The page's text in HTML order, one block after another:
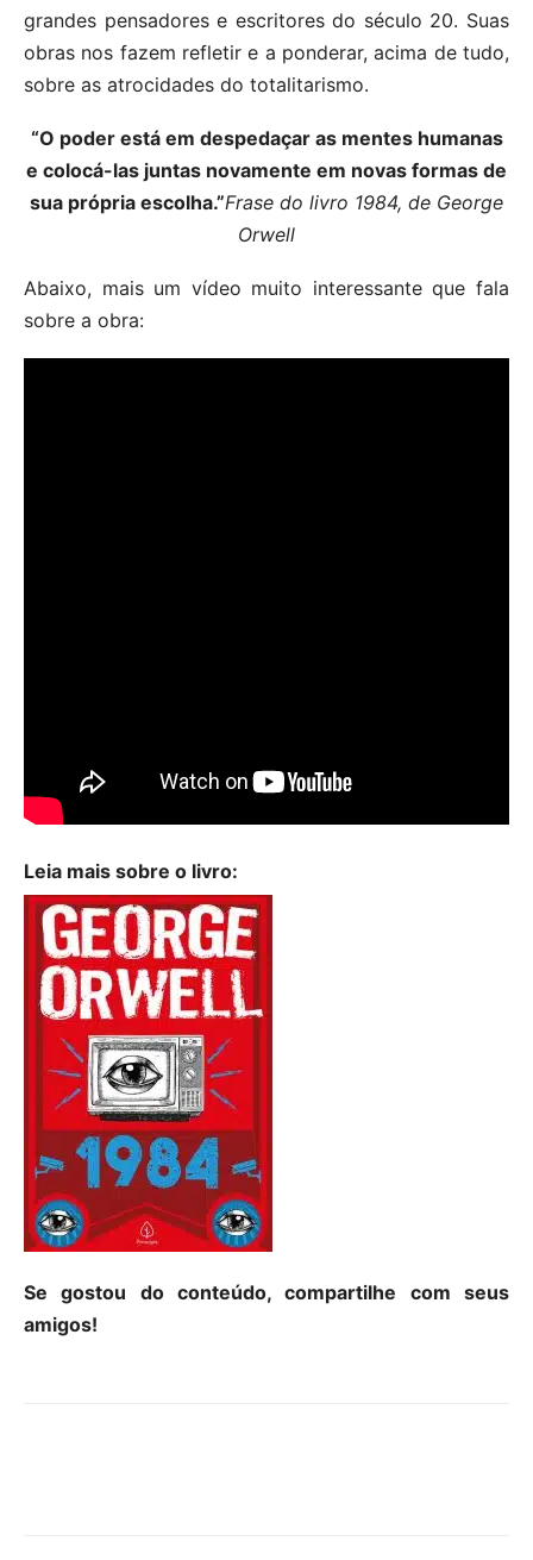
grandes pensadores e escritores do século 20. Suas
obras nos fazem refletir e a ponderar, acima de tudo,
sobre as atrocidades do totalitarismo.
“O poder está em despedaçar as mentes humanas
e colocá-las juntas novamente em novas formas de
sua própria escolha.”Frase do livro 1984, de George
Orwell
Abaixo, mais um vídeo muito interessante que fala
sobre a obra:
Leia mais sobre o livro:
Se gostou do conteúdo, compartilhe com seus
amigos!